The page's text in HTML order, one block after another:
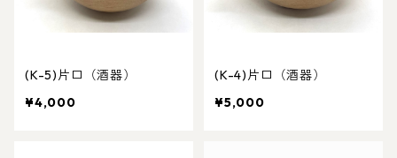
(K-5)片口（酒器）
¥4,000
(K-4)片口（酒器）
¥5,000